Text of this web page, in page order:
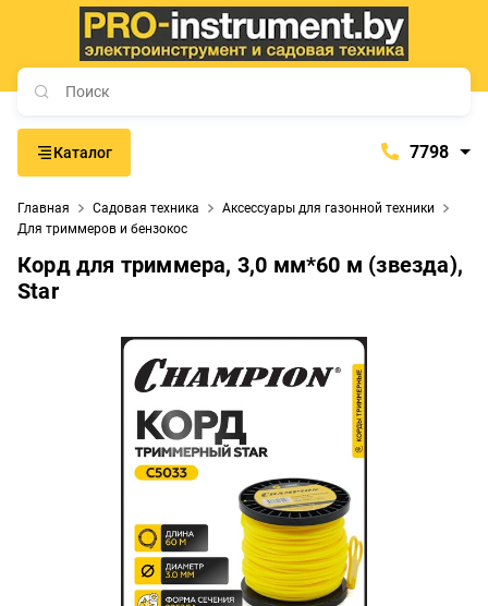
Каталог 7798
+375 (29) 765-57-74
Будние дни:с 9:00 до 21:00
Главная Садовая техника
Аксессуары для газонной техники
Для триммеров и бензокос
Корд для триммера, 3,0 мм*60 м (звезда),
Star